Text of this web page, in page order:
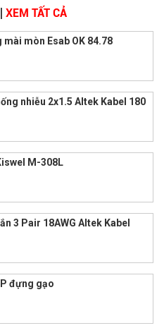
| XEM TẤT CẢ
mài mòn Esab OK 84.78
nhiễu 2x1.5 Altek Kabel 180
M-308L
3 Pair 18AWG Altek Kabel
đựng gạo